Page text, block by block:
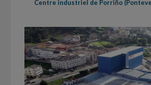
Centre industriel de Porriño